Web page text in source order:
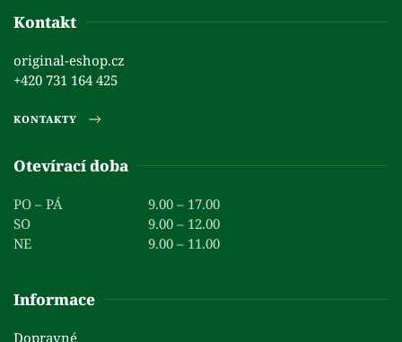
Kontakt
original-eshop.cz
+420 731 164 425
KONTAKTY
Otevírací doba
PO – PÁ
9.00 – 17.00
SO
9.00 – 12.00
NE
9.00 – 11.00
Informace
Dopravné